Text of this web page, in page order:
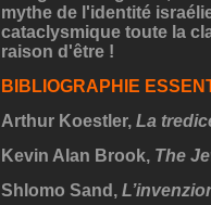
mythe de l'identité
cataclysmique toute la
raison d'être !
BIBLIOGRAPHIE
Arthur Koestler, La
Kevin Alan Brook, The
Shlomo Sand,